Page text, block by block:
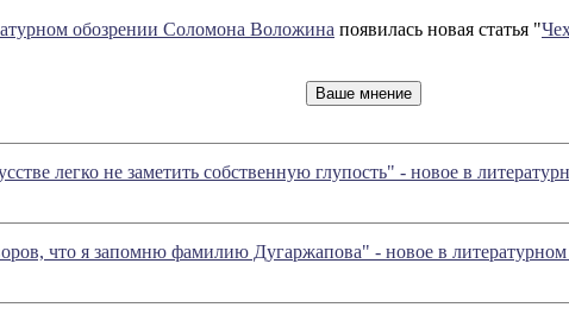
обозрении Соломона Воложина появилась новая статья "
легко не заметить собственную глупость" - новое в
что я запомню фамилию Дугаржапова" - новое в